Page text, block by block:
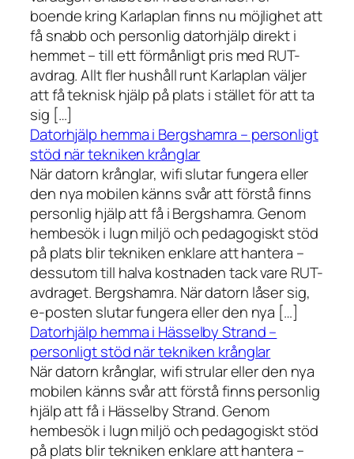
boende kring Karlaplan finns nu möjlighet att
få snabb och personlig datorhjälp direkt i
hemmet – till ett förmånligt pris med RUT-
avdrag. Allt fler hushåll runt Karlaplan väljer
att få teknisk hjälp på plats i stället för att ta
sig […]
Datorhjälp hemma i Bergshamra – personligt
stöd när tekniken krånglar
När datorn krånglar, wifi slutar fungera eller
den nya mobilen känns svår att förstå finns
personlig hjälp att få i Bergshamra. Genom
hembesök i lugn miljö och pedagogiskt stöd
på plats blir tekniken enklare att hantera –
dessutom till halva kostnaden tack vare RUT-
avdraget. Bergshamra. När datorn låser sig,
e-posten slutar fungera eller den nya […]
Datorhjälp hemma i Hässelby Strand –
personligt stöd när tekniken krånglar
När datorn krånglar, wifi strular eller den nya
mobilen känns svår att förstå finns personlig
hjälp att få i Hässelby Strand. Genom
hembesök i lugn miljö och pedagogiskt stöd
på plats blir tekniken enklare att hantera –